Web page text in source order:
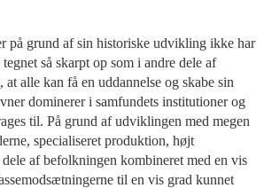
på grund af sin historiske udvikling ikke har
så skarpt op som i andre dele af
alle kan få en uddannelse og skabe sin
dominerer i samfundets institutioner og
til. På grund af udviklingen med megen
specialiseret produktion, højt
af befolkningen kombineret med en vis
til en vis grad kunnet